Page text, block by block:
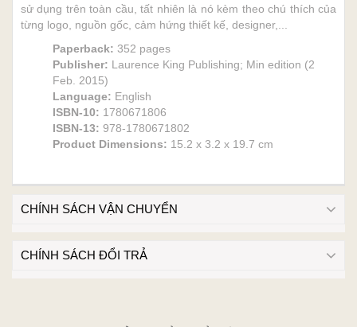
sử dụng trên toàn cầu, tất nhiên là nó kèm theo chú thích của
từng logo, nguồn gốc, cảm hứng thiết kế, designer,...
Paperback: 352 pages
Publisher: Laurence King Publishing; Min edition (2
Feb. 2015)
Language: English
ISBN-10: 1780671806
ISBN-13: 978-1780671802
Product Dimensions: 15.2 x 3.2 x 19.7 cm
CHÍNH SÁCH VẬN CHUYỂN
CHÍNH SÁCH ĐỔI TRẢ